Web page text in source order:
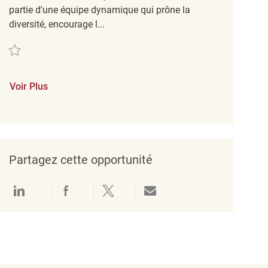
partie d'une équipe dynamique qui prône la
diversité, encourage l...
Sauvegarder Merchandising Associate REQ127897
Voir Plus
Partagez cette opportunité
Partager via LinkedInPartager via Facebook
Partager via twitterPartager par e-mail